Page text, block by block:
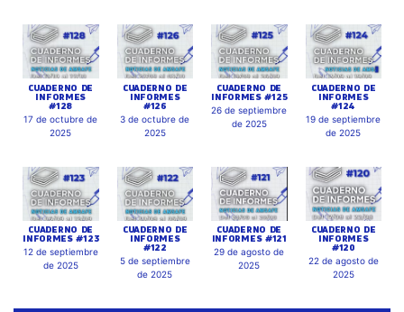
CUADERNO DE
INFORMES
#128
17 de octubre de
2025
CUADERNO DE
INFORMES
#126
3 de octubre de
2025
CUADERNO DE
INFORMES #125
26 de septiembre
de 2025
CUADERNO DE
INFORMES
#124
19 de septiembre
de 2025
CUADERNO DE
INFORMES #123
12 de septiembre
de 2025
CUADERNO DE
INFORMES
#122
5 de septiembre
de 2025
CUADERNO DE
INFORMES #121
29 de agosto de
2025
CUADERNO DE
INFORMES
#120
22 de agosto de
2025